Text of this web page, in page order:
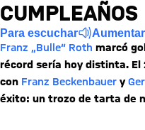
CUMPLEAÑOS
Para escuchar
Franz „Bulle“ Roth marcó
récord sería hoy distinta. El
con Franz Beckenbauer y
éxito: un trozo de tarta de